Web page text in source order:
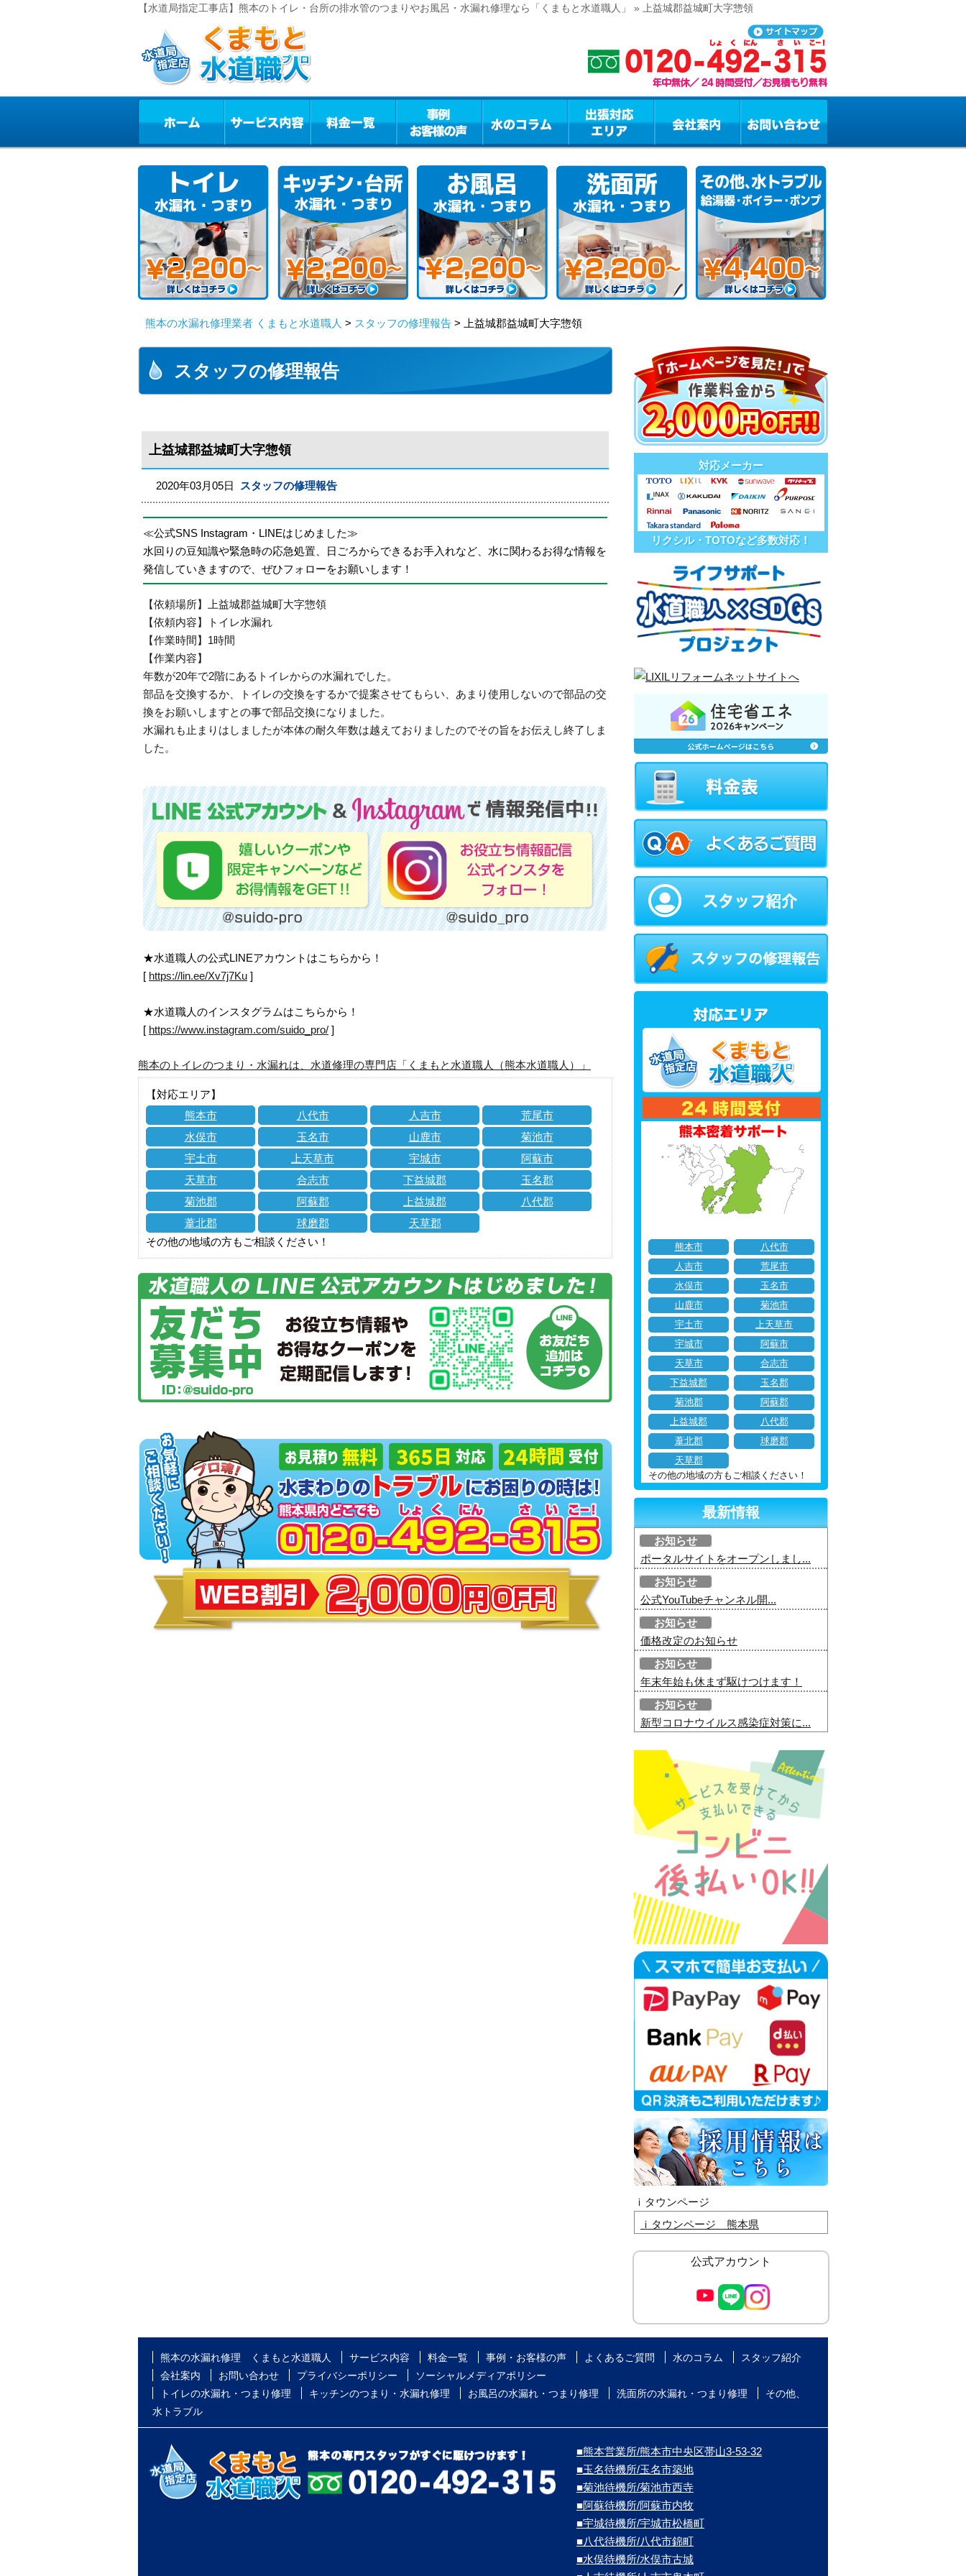
【水道局指定工事店】熊本のトイレ・台所の排水管のつまりやお風呂・水漏れ修理なら「くまもと水道職人」 » 上益城郡益城町大字惣領
熊本の水漏れ修理業者 くまもと水道職人 > スタッフの修理報告 > 上益城郡益城町大字惣領
スタッフの修理報告
上益城郡益城町大字惣領
2020年03月05日 スタッフの修理報告
≪公式SNS Instagram・LINEはじめました≫
水回りの豆知識や緊急時の応急処置、日ごろからできるお手入れなど、水に関わるお得な情報を
発信していきますので、ぜひフォローをお願いします！
【依頼場所】上益城郡益城町大字惣領
【依頼内容】トイレ水漏れ
【作業時間】1時間
【作業内容】
年数が20年で2階にあるトイレからの水漏れでした。
部品を交換するか、トイレの交換をするかで提案させてもらい、あまり使用しないので部品の交
換をお願いしますとの事で部品交換になりました。
水漏れも止まりはしましたが本体の耐久年数は越えておりましたのでその旨をお伝えし終了しま
した。
★水道職人の公式LINEアカウントはこちらから！
[ https://lin.ee/Xv7j7Ku ]
★水道職人のインスタグラムはこちらから！
[ https://www.instagram.com/suido_pro/ ]
熊本のトイレのつまり・水漏れは、水道修理の専門店「くまもと水道職人（熊本水道職人）」
【対応エリア】
熊本市
八代市 人吉市
荒尾市
水俣市
玉名市 山鹿市
菊池市
宇土市
上天草市 宇城市
阿蘇市
天草市
合志市 下益城郡
玉名郡
菊池郡
阿蘇郡 上益城郡
八代郡
葦北郡
球磨郡
天草郡
その他の地域の方もご相談ください！
対応メーカー
リクシル・TOTOなど多数対応！
熊本市
八代市
人吉市
荒尾市
水俣市
玉名市
山鹿市
菊池市
宇土市
上天草市
宇城市
阿蘇市
天草市
合志市
下益城郡
玉名郡
菊池郡
阿蘇郡
上益城郡
八代郡
葦北郡
球磨郡
天草郡
その他の地域の方もご相談ください！
最新情報
お知らせ
ポータルサイトをオープンしまし...
お知らせ
公式YouTubeチャンネル開...
お知らせ
価格改定のお知らせ
お知らせ
年末年始も休まず駆けつけます！
お知らせ
新型コロナウイルス感染症対策に...
ｉタウンページ
ｉタウンページ 熊本県
公式アカウント
熊本の水漏れ修理 くまもと水道職人 サービス内容 料金一覧 事例・お客様の声 よくあるご質問 水のコラム
スタッフ紹介
会社案内
お問い合わせ プライバシーポリシー
ソーシャルメディアポリシー
トイレの水漏れ・つまり修理
キッチンのつまり・水漏れ修理 お風呂の水漏れ・つまり修理 洗面所の水漏れ・つまり修理
その他、
水トラブル
■熊本営業所/熊本市中央区帯山3-53-32
■玉名待機所/玉名市築地
■菊池待機所/菊池市西寺
■阿蘇待機所/阿蘇市内牧
■宇城待機所/宇城市松橋町
■八代待機所/八代市錦町
■水俣待機所/水俣市古城